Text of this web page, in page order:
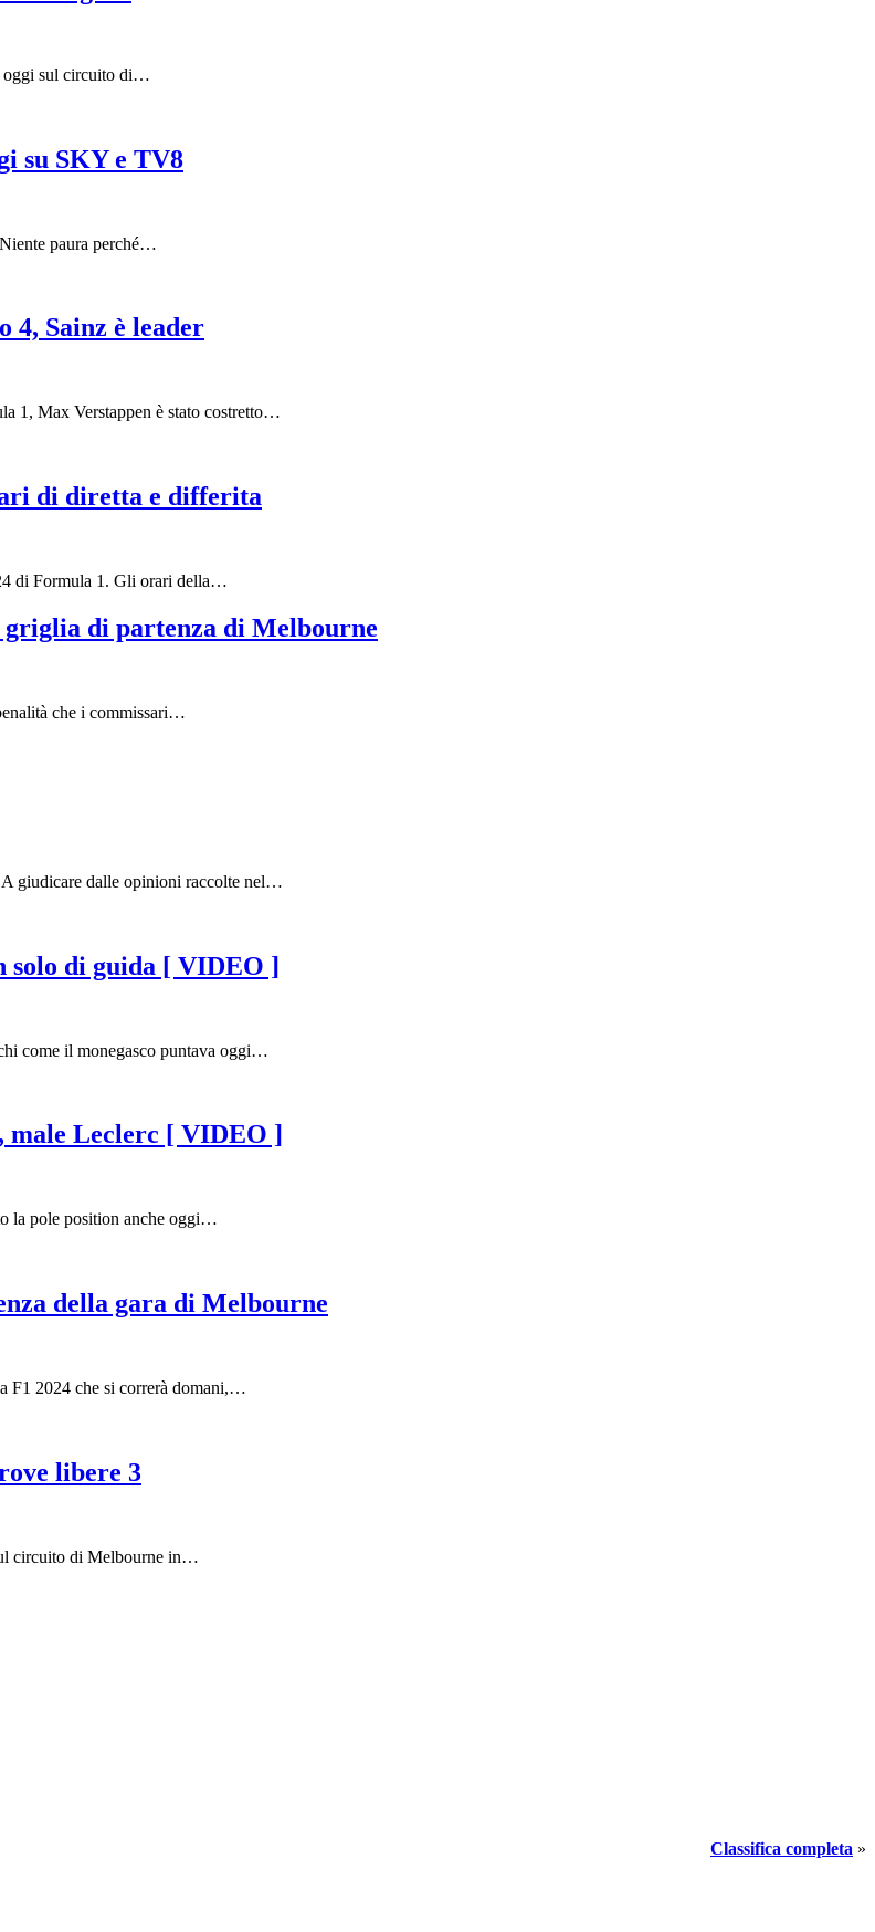
oggi sul circuito di…
su SKY e TV8
paura perché…
Sainz è leader
1, Max Verstappen è stato costretto…
di diretta e differita
di Formula 1. Gli orari della…
di partenza di Melbourne
che i commissari…
A giudicare dalle opinioni raccolte nel…
di guida [ VIDEO ]
come il monegasco puntava oggi…
male Leclerc [ VIDEO ]
la pole position anche oggi…
della gara di Melbourne
F1 2024 che si correrà domani,…
libere 3
circuito di Melbourne in…
Classifica completa »